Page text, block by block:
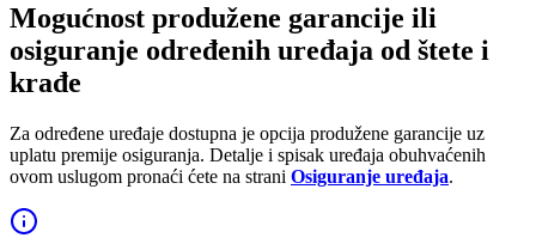
Mogućnost produžene garancije ili
osiguranje određenih uređaja od štete i
krađe
Za određene uređaje dostupna je opcija produžene garancije uz
uplatu premije osiguranja. Detalje i spisak uređaja obuhvaćenih
ovom uslugom pronaći ćete na strani Osiguranje uređaja.